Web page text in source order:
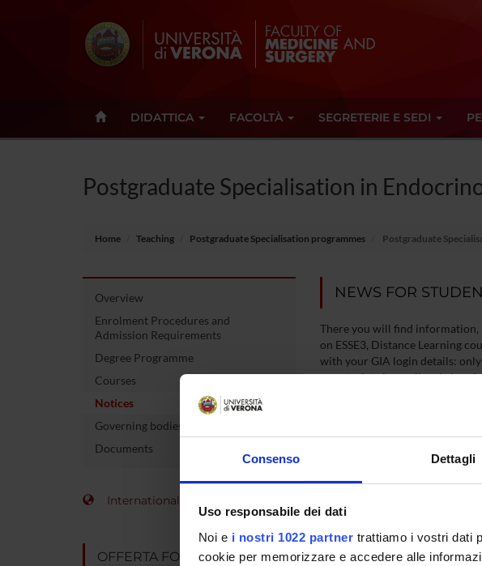
Consenso Dettagli
Uso responsabile dei dati
Noi e i nostri 1022 partner trattiamo i vostri dati
cookie per memorizzare e accedere alle
DIDATTICA FACOLTÀ SEGRETERIE E SEDI
Postgraduate Specialisation in
Home Teaching Postgraduate Specialisation programmes Postgraduate
Overview
Enrolment Procedures and
Admission Requirements
Degree Programme
Courses
Notices
Governing bodies
Documents
International Students
OFFERTA FORMATIVA
NEWS FOR
There you will find information,
on ESSE3, Distance Learning
with your GIA login details:
secretariat via email and also